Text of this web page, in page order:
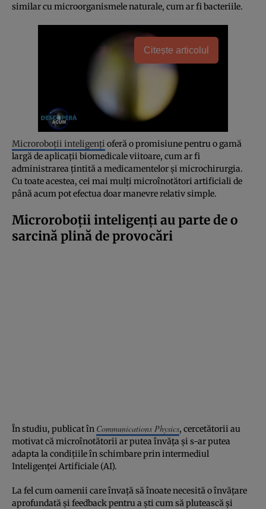
similar cu microorganismele naturale, cum ar fi bacteriile.
Citește articolul
Microroboții inteligenți oferă o promisiune pentru o gamă
largă de aplicații biomedicale viitoare, cum ar fi
administrarea țintită a medicamentelor și microchirurgia.
Cu toate acestea, cei mai mulți microînotători artificiali de
până acum pot efectua doar manevre relativ simple.
Microroboții inteligenți au parte de o
sarcină plină de provocări
În studiu, publicat în Communications Physics, cercetătorii au
motivat că microînotătorii ar putea învăța și s-ar putea
adapta la condițiile în schimbare prin intermediul
Inteligenței Artificiale (AI).
La fel cum oamenii care învață să înoate necesită o învățare
aprofundată și feedback pentru a ști cum să plutească și